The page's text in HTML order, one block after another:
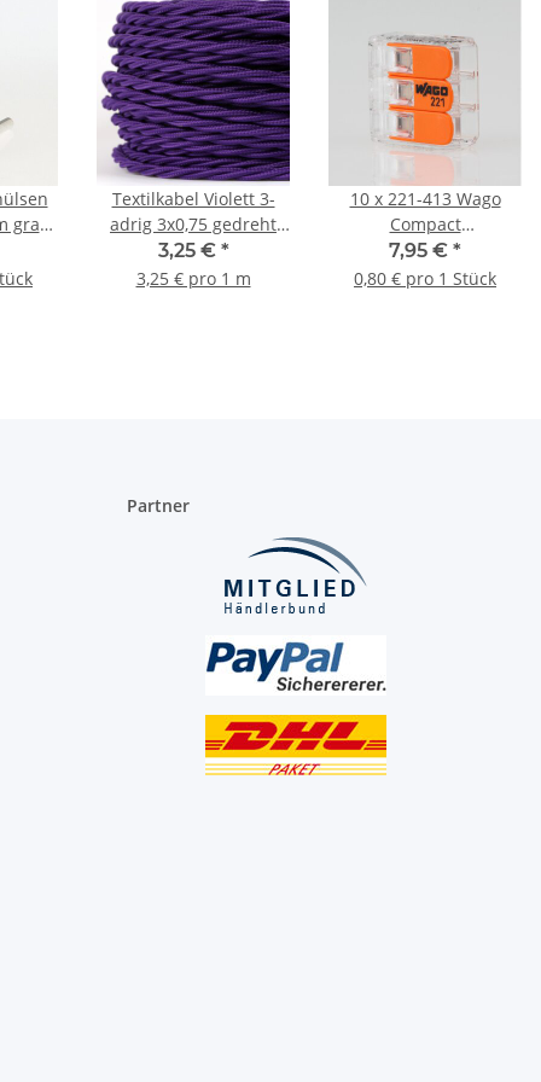
grau
Textilkabel Violett 3-
adrig 3x0,75 gedreht
verseilt
3,25 € *
3,25 € pro 1 m
10 x 221-413 Wago
Compact
Verbindungsklemme 3-
polig für alle
7,95 € *
0,80 € pro 1 Stück
Partner